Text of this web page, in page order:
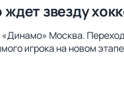
звезду
Москва.
игрока на новом